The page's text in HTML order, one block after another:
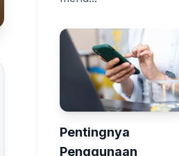
Pentingnya
Penggunaan